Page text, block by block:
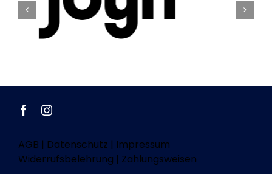
AGB | Datenschutz | Impressum
Widerrufsbelehrung | Zahlungsweisen